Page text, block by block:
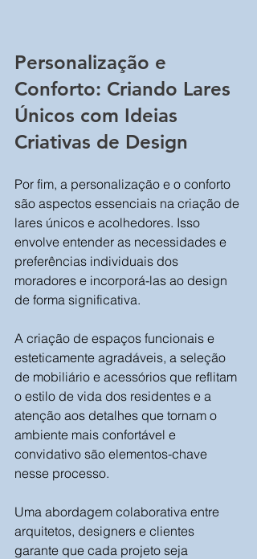
Personalização e
Conforto: Criando Lares
Únicos com Ideias
Criativas de Design
Por fim, a personalização e o conforto
são aspectos essenciais na criação de
lares únicos e acolhedores. Isso
envolve entender as necessidades e
preferências individuais dos
moradores e incorporá-las ao design
de forma significativa.
A criação de espaços funcionais e
esteticamente agradáveis, a seleção
de mobiliário e acessórios que reflitam
o estilo de vida dos residentes e a
atenção aos detalhes que tornam o
ambiente mais confortável e
convidativo são elementos-chave
nesse processo.
Uma abordagem colaborativa entre
arquitetos, designers e clientes
garante que cada projeto seja